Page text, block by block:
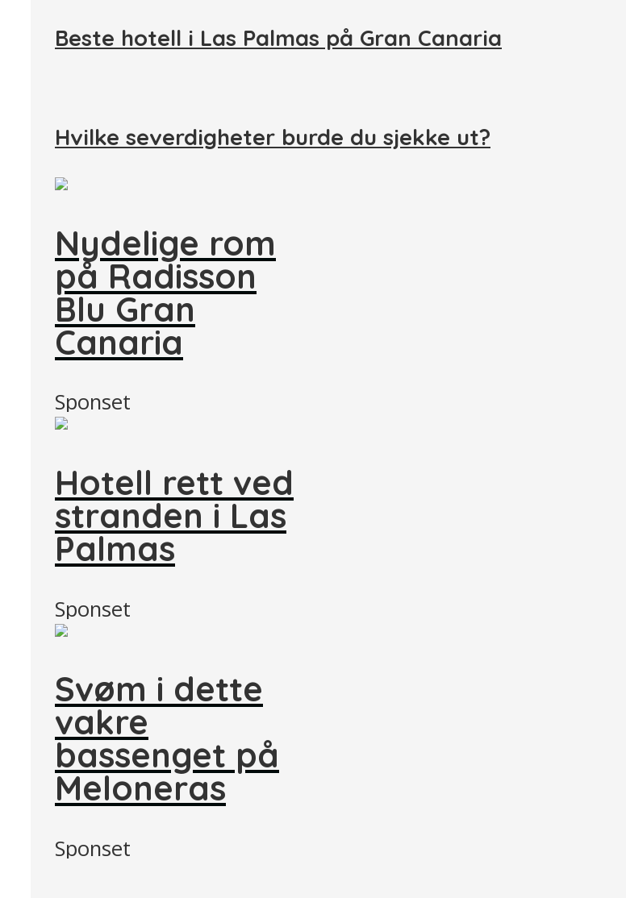
Beste hotell i Las Palmas på Gran Canaria
Hvilke severdigheter burde du sjekke ut?
Nydelige rom
på Radisson
Blu Gran
Canaria
Sponset
Hotell rett ved
stranden i Las
Palmas
Sponset
Svøm i dette
vakre
bassenget på
Meloneras
Sponset